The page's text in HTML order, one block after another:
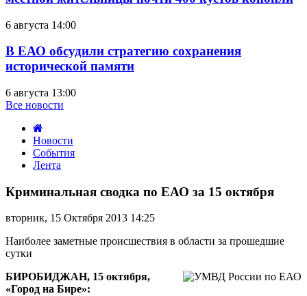
6 августа 14:00
В ЕАО обсудили стратегию сохранения
исторической памяти
6 августа 13:00
Все новости
Новости
События
Лента
сводка
ЕАО
15
Криминальная сводка по ЕАО за 15 октября
вторник, 15 Октября 2013 14:25
Наиболее заметные происшествия в области за прошедшие
сутки
БИРОБИДЖАН, 15 октября,
«Город на Бире»: